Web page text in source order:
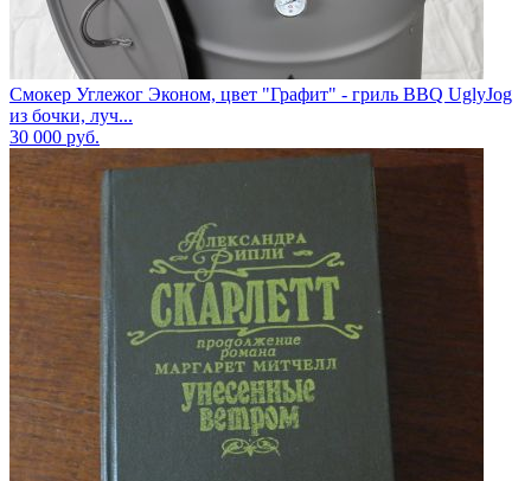
Смокер Углежог Эконом, цвет "Графит" - гриль BBQ UglyJog
из бочки, луч...
30 000 руб.